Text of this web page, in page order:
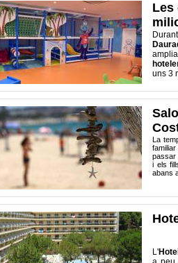
Les
hotele
uns 3
La
passar
i els
abans
L'